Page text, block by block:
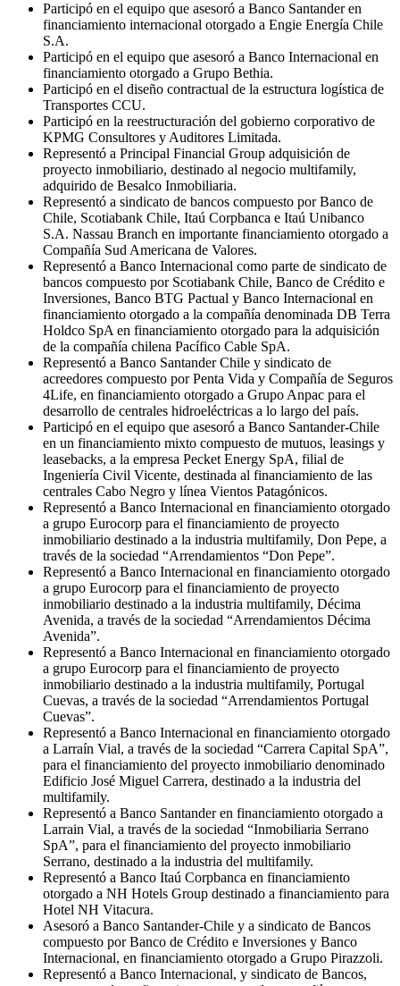
Participó en el equipo que asesoró a Banco Santander en
financiamiento internacional otorgado a Engie Energía Chile
S.A.
Participó en el equipo que asesoró a Banco Internacional en
financiamiento otorgado a Grupo Bethia.
Participó en el diseño contractual de la estructura logística de
Transportes CCU.
Participó en la reestructuración del gobierno corporativo de
KPMG Consultores y Auditores Limitada.
Representó a Principal Financial Group adquisición de
proyecto inmobiliario, destinado al negocio multifamily,
adquirido de Besalco Inmobiliaria.
Representó a sindicato de bancos compuesto por Banco de
Chile, Scotiabank Chile, Itaú Corpbanca e Itaú Unibanco
S.A. Nassau Branch en importante financiamiento otorgado a
Compañía Sud Americana de Valores.
Representó a Banco Internacional como parte de sindicato de
bancos compuesto por Scotiabank Chile, Banco de Crédito e
Inversiones, Banco BTG Pactual y Banco Internacional en
financiamiento otorgado a la compañía denominada DB Terra
Holdco SpA en financiamiento otorgado para la adquisición
de la compañía chilena Pacífico Cable SpA.
Representó a Banco Santander Chile y sindicato de
acreedores compuesto por Penta Vida y Compañía de Seguros
4Life, en financiamiento otorgado a Grupo Anpac para el
desarrollo de centrales hidroeléctricas a lo largo del país.
Participó en el equipo que asesoró a Banco Santander-Chile
en un financiamiento mixto compuesto de mutuos, leasings y
leasebacks, a la empresa Pecket Energy SpA, filial de
Ingeniería Civil Vicente, destinada al financiamiento de las
centrales Cabo Negro y línea Vientos Patagónicos.
Representó a Banco Internacional en financiamiento otorgado
a grupo Eurocorp para el financiamiento de proyecto
inmobiliario destinado a la industria multifamily, Don Pepe, a
través de la sociedad “Arrendamientos “Don Pepe”.
Representó a Banco Internacional en financiamiento otorgado
a grupo Eurocorp para el financiamiento de proyecto
inmobiliario destinado a la industria multifamily, Décima
Avenida, a través de la sociedad “Arrendamientos Décima
Avenida”.
Representó a Banco Internacional en financiamiento otorgado
a grupo Eurocorp para el financiamiento de proyecto
inmobiliario destinado a la industria multifamily, Portugal
Cuevas, a través de la sociedad “Arrendamientos Portugal
Cuevas”.
Representó a Banco Internacional en financiamiento otorgado
a Larraín Vial, a través de la sociedad “Carrera Capital SpA”,
para el financiamiento del proyecto inmobiliario denominado
Edificio José Miguel Carrera, destinado a la industria del
multifamily.
Representó a Banco Santander en financiamiento otorgado a
Larrain Vial, a través de la sociedad “Inmobiliaria Serrano
SpA”, para el financiamiento del proyecto inmobiliario
Serrano, destinado a la industria del multifamily.
Representó a Banco Itaú Corpbanca en financiamiento
otorgado a NH Hotels Group destinado a financiamiento para
Hotel NH Vitacura.
Asesoró a Banco Santander-Chile y a sindicato de Bancos
compuesto por Banco de Crédito e Inversiones y Banco
Internacional, en financiamiento otorgado a Grupo Pirazzoli.
Representó a Banco Internacional, y sindicato de Bancos,